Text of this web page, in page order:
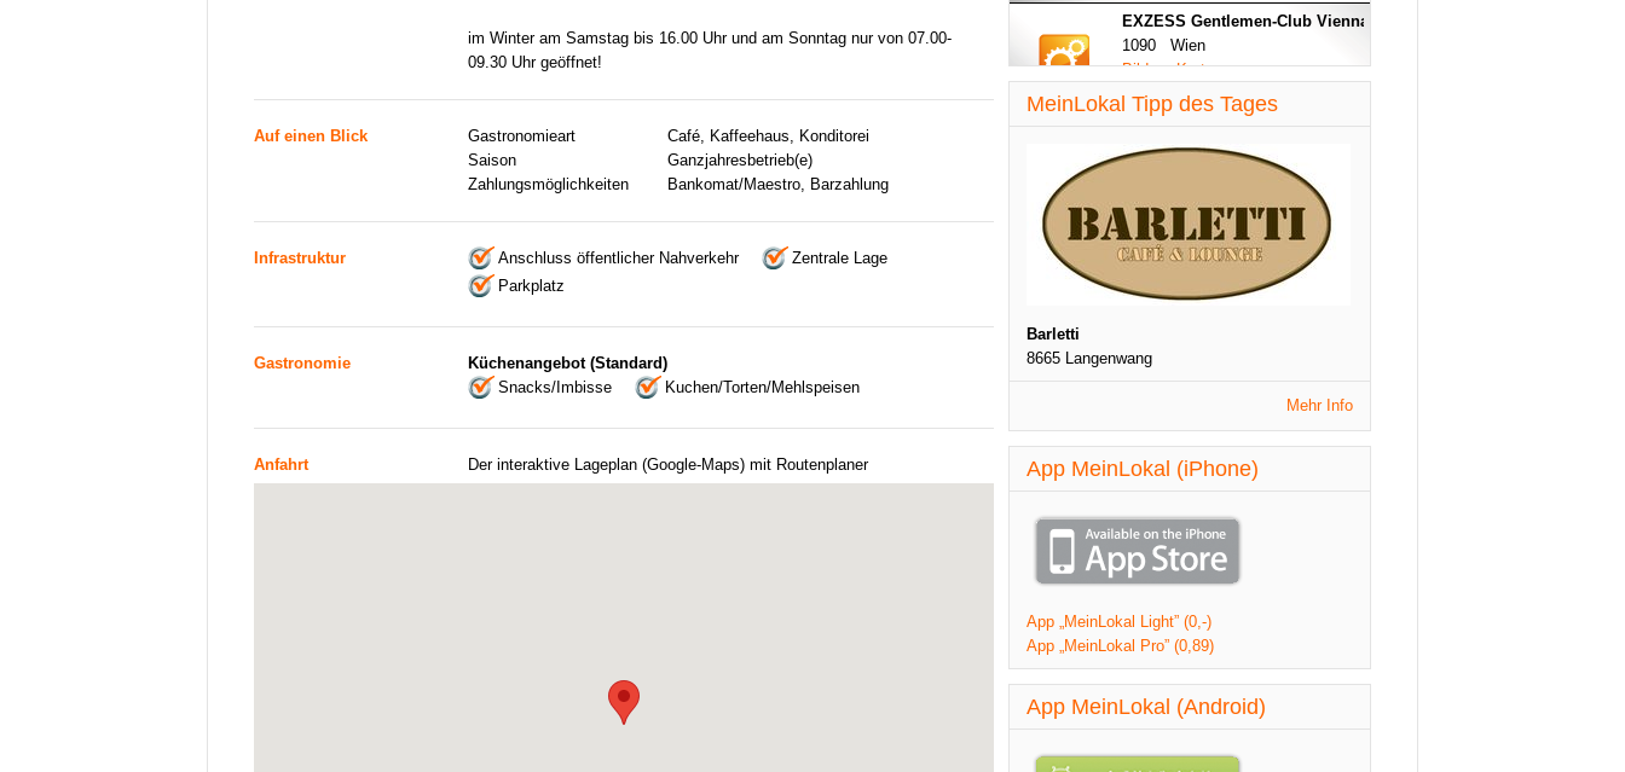
im Winter am Samstag bis 16.00 Uhr und am Sonntag nur von 07.00-
09.30 Uhr geöffnet!
Auf einen Blick Gastronomieart
Café, Kaffeehaus, Konditorei
Saison
Ganzjahresbetrieb(e)
Zahlungsmöglichkeiten
Bankomat/Maestro, Barzahlung
Infrastruktur Anschluss öffentlicher Nahverkehr
Zentrale Lage
Parkplatz
Gastronomie
Küchenangebot (Standard)
Snacks/Imbisse
Kuchen/Torten/Mehlspeisen
Anfahrt Der interaktive Lageplan (Google-Maps) mit Routenplaner
EXZESS Gentlemen-Club Vienna
1090 Wien
Bilder - Karte
diese Woche aktualisiert
1090 Wien
diese Woche aktualisiert
MeinLokal Tipp des Tages
Barletti
8665 Langenwang
Mehr Info
App MeinLokal (iPhone)
App „MeinLokal Light” (0,-)
App „MeinLokal Pro” (0,89)
App MeinLokal (Android)